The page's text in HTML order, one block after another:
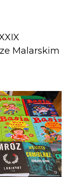
Malarskim